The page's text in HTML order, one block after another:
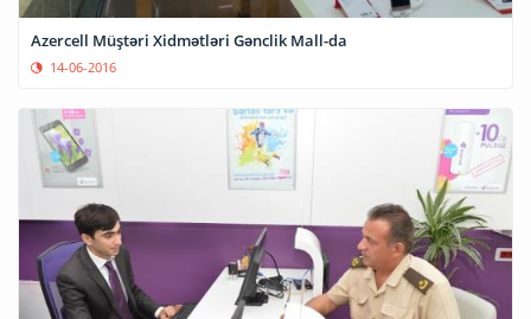
Azercell Müştəri Xidmətləri Gənclik Mall-da
14-06-2016